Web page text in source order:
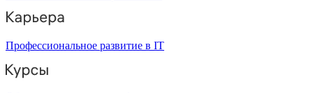
Профессиональное развитие в IT